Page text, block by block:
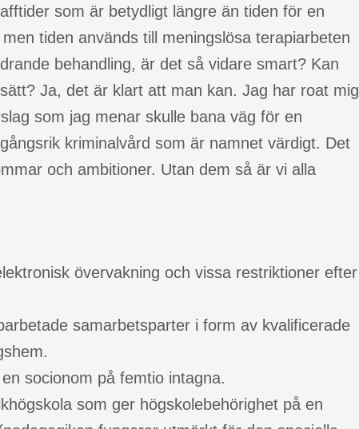
som är betydligt längre än tiden för en
tiden används till meningslösa terapiarbeten
behandling, är det så vidare smart? Kan
Ja, det är klart att man kan. Jag har roat mig
som jag menar skulle bana väg för en
kriminalvård som är namnet värdigt. Det
och ambitioner. Utan dem så är vi alla
övervakning och vissa restriktioner efter
samarbetsparter i form av kvalificerade
socionom på femtio intagna.
som ger högskolebehörighet på en